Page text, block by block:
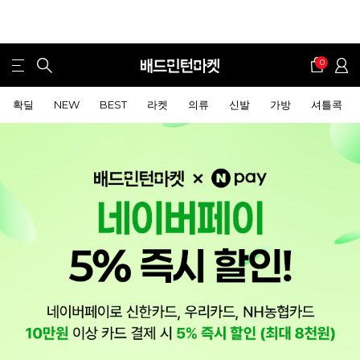
0
확딜 NEW BEST 라켓 의류 신발 가방 셔틀콕